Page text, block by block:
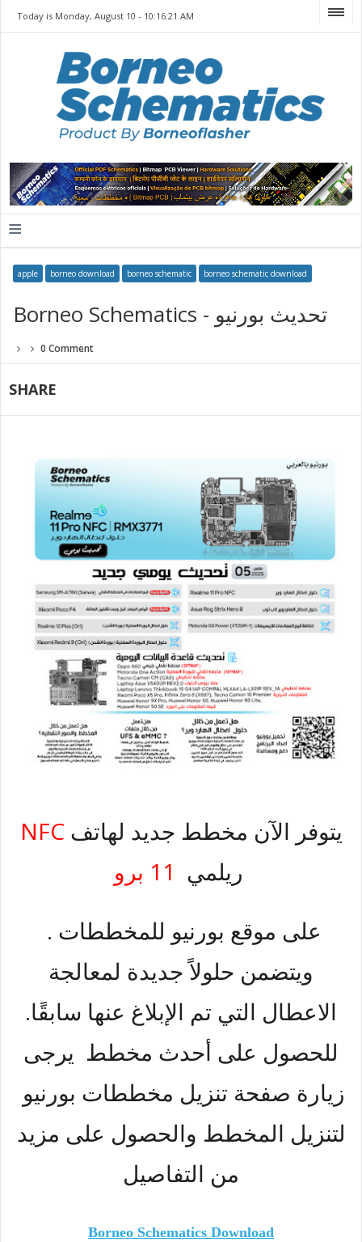
Today is Monday, August 10 - 10:16:21 AM
≡
apple borneo download borneo schematic borneo schematic download
Borneo Schematics - تحديث بورنيو
0 Comment
SHARE
NFC يتوفر الآن مخطط جديد لهاتف
ريلمي
ويتضمن حلولاً جديدة لمعالجة
الاعطال التي تم الإبلاغ عنها سابقًا.
للحصول على أحدث مخطط يرجى
زيارة صفحة تنزيل مخططات بورنيو
لتنزيل المخطط والحصول على مزيد
من التفاصيل
Borneo Schematics Download